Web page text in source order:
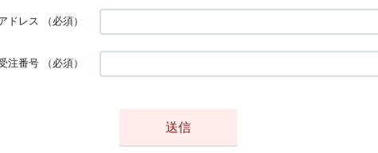
ドレス （必須）
注番号 （必須）